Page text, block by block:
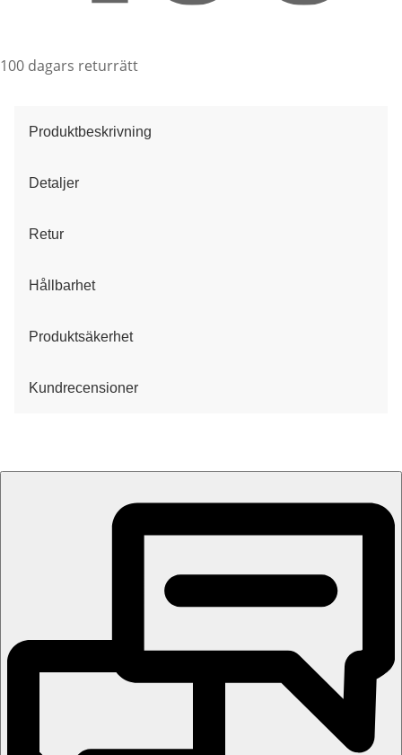
100 dagars returrätt
Produktbeskrivning
Detaljer
Retur
Hållbarhet
Produktsäkerhet
Kundrecensioner